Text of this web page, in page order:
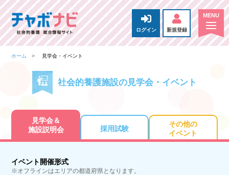
ログイン 新規登録
ホーム 見学会・イベント
社会的養護施設の見学会・イベント
見学会＆
施設説明会
採用試験
その他の
イベント
イベント開催形式
※オフラインはエリアの都道府県となります。